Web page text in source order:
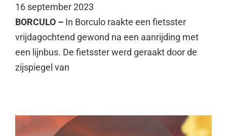
16 september 2023
BORCULO – In Borculo raakte een fietsster
vrijdagochtend gewond na een aanrijding met
een lijnbus. De fietsster werd geraakt door de
zijspiegel van